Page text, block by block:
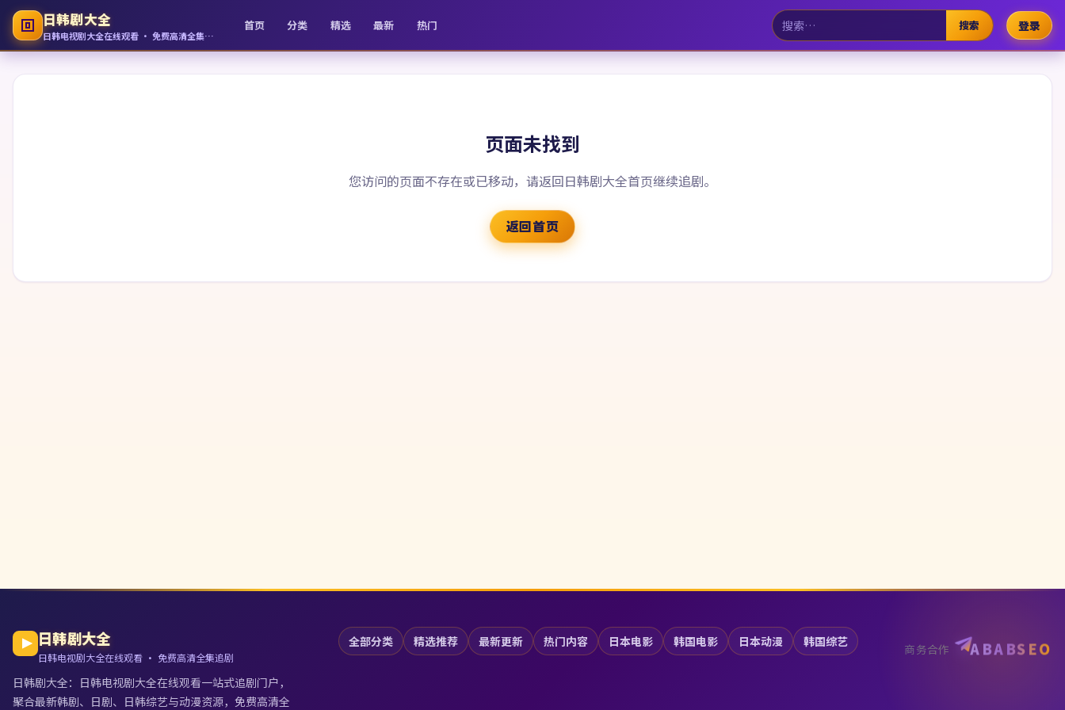
日韩剧大全
日韩电视剧大全在线观看 · 免费高清全集追剧
首页 分类 精选 最新 热门 搜索 登录
页面未找到
您访问的页面不存在或已移动，请返回日韩剧大全首页继续追剧。
返回首页
日韩剧大全
日韩电视剧大全在线观看 · 免费高清全集追剧
日韩剧大全： 日韩电视剧大全在线观看一站式追剧门户，
聚合最新韩剧、日剧、日韩综艺与动漫资源，免费高清全
全部分类 精选推荐 最新更新 热门内容 日本电影 韩国电影 日本动漫 韩国综艺 商务合作 ABABSEO